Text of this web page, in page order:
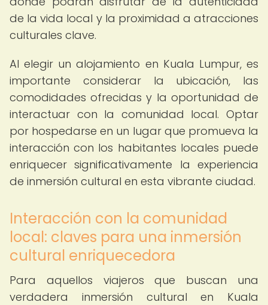
de la vida local y la proximidad a atracciones
culturales clave.
Al elegir un alojamiento en Kuala Lumpur, es
importante considerar la ubicación, las
comodidades ofrecidas y la oportunidad de
interactuar con la comunidad local. Optar
por hospedarse en un lugar que promueva la
interacción con los habitantes locales puede
enriquecer significativamente la experiencia
de inmersión cultural en esta vibrante ciudad.
Interacción con la comunidad
local: claves para una inmersión
cultural enriquecedora
Para aquellos viajeros que buscan una
verdadera inmersión cultural en Kuala